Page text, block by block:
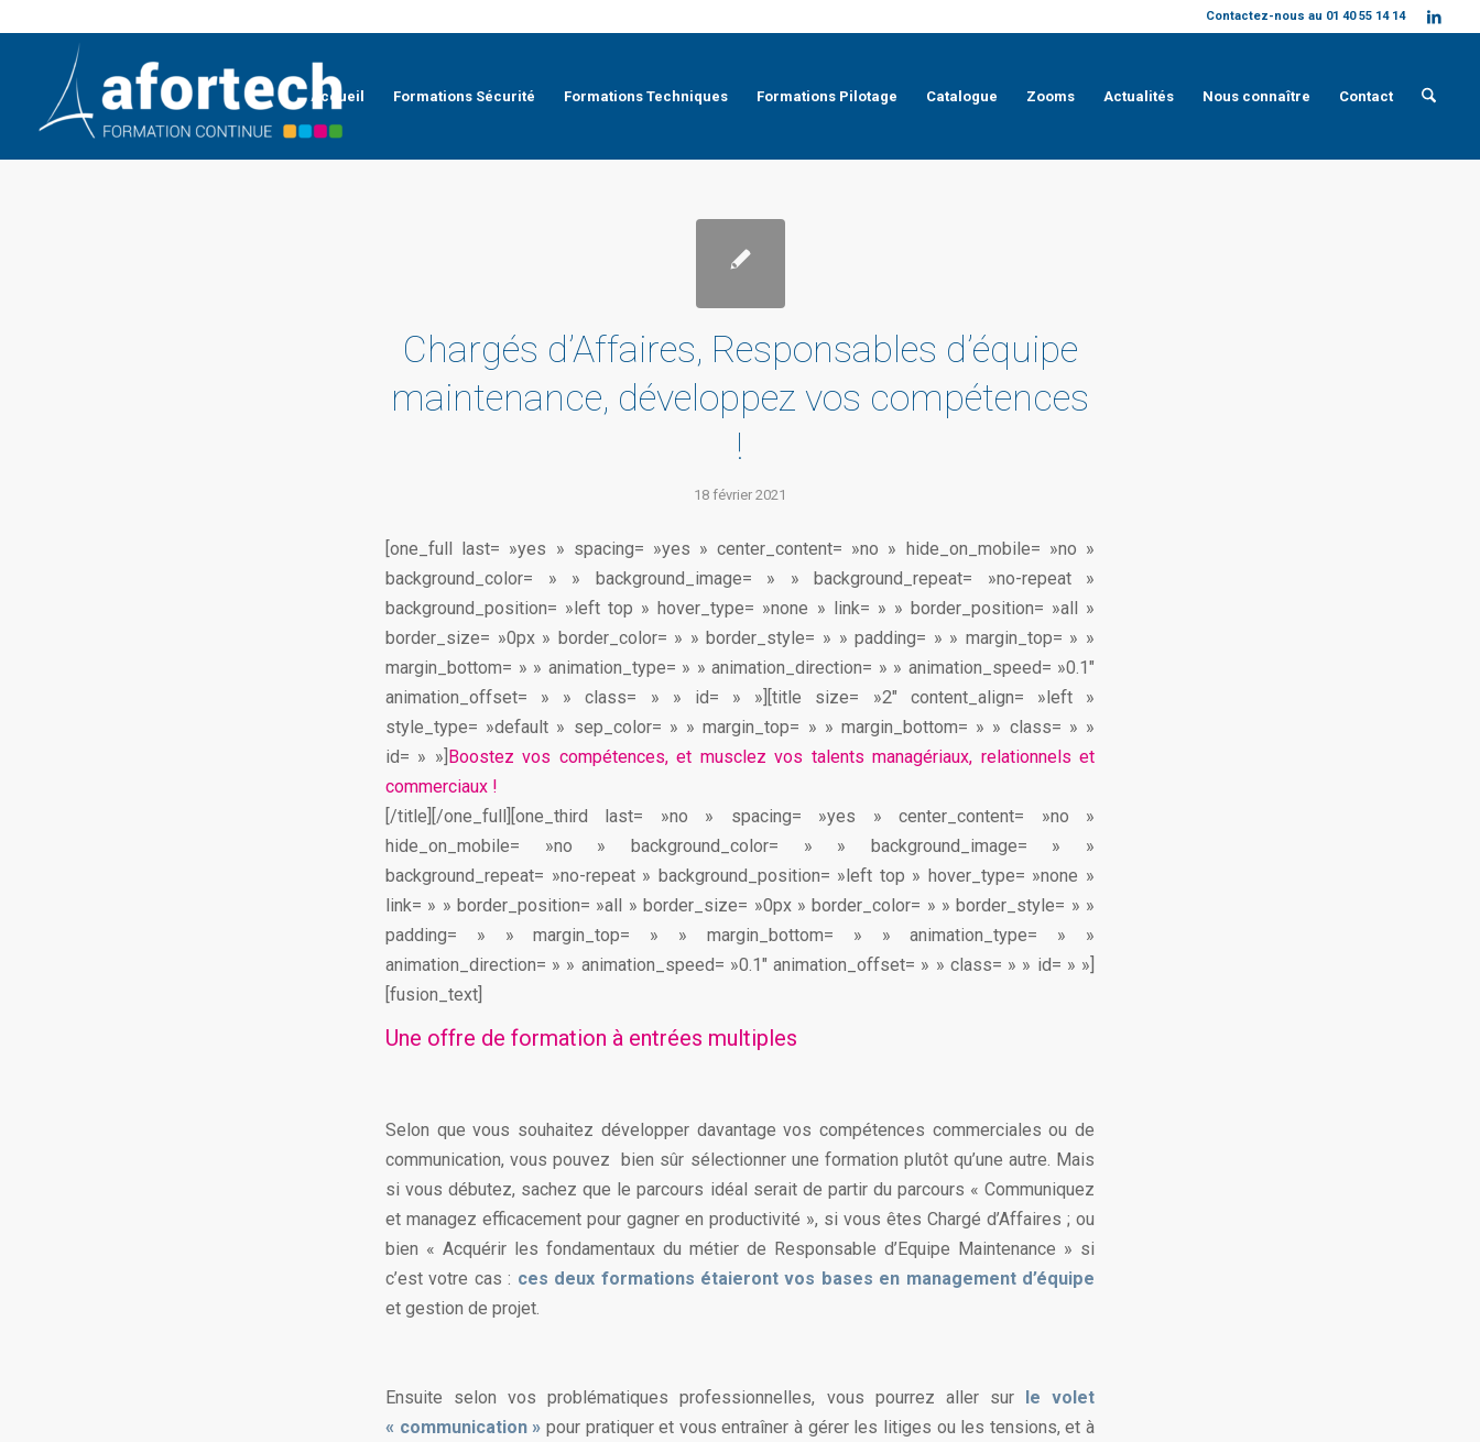
Contactez-nous au 01 40 55 14 14
Accueil Formations Sécurité Formations Techniques Formations Pilotage Catalogue Zooms Actualités Nous connaître Contact
Chargés d’Affaires, Responsables d’équipe
maintenance, développez vos compétences
!
18 février 2021
[one_full last= »yes » spacing= »yes » center_content= »no » hide_on_mobile= »no »
background_color= » » background_image= » » background_repeat= »no-repeat »
background_position= »left top » hover_type= »none » link= » » border_position= »all »
border_size= »0px » border_color= » » border_style= » » padding= » » margin_top= » »
margin_bottom= » » animation_type= » » animation_direction= » » animation_speed= »0.1″
animation_offset= » » class= » » id= » »][title size= »2″ content_align= »left »
style_type= »default » sep_color= » » margin_top= » » margin_bottom= » » class= » »
id= » »] Boostez vos compétences, et musclez vos talents managériaux, relationnels et
commerciaux !
[/title][/one_full][one_third last= »no » spacing= »yes » center_content= »no »
hide_on_mobile= »no » background_color= » » background_image= » »
background_repeat= »no-repeat » background_position= »left top » hover_type= »none »
link= » » border_position= »all » border_size= »0px » border_color= » » border_style= » »
padding= » » margin_top= » » margin_bottom= » » animation_type= » »
animation_direction= » » animation_speed= »0.1″ animation_offset= » » class= » » id= » »]
[fusion_text]
Une offre de formation à entrées multiples
Selon que vous souhaitez développer davantage vos compétences commerciales ou de
communication, vous pouvez bien sûr sélectionner une formation plutôt qu’une autre. Mais
si vous débutez, sachez que le parcours idéal serait de partir du parcours « Communiquez
et managez efficacement pour gagner en productivité », si vous êtes Chargé d’Affaires ; ou
bien « Acquérir les fondamentaux du métier de Responsable d’Equipe Maintenance » si
c’est votre cas : ces deux formations étaieront vos bases en management d’équipe
et gestion de projet.
Ensuite selon vos problématiques professionnelles, vous pourrez aller sur le volet
« communication » pour pratiquer et vous entraîner à gérer les litiges ou les tensions, et à